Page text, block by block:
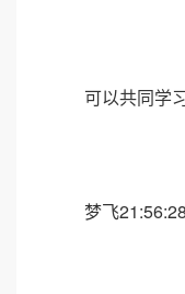
可以共同学
梦飞21:56:28